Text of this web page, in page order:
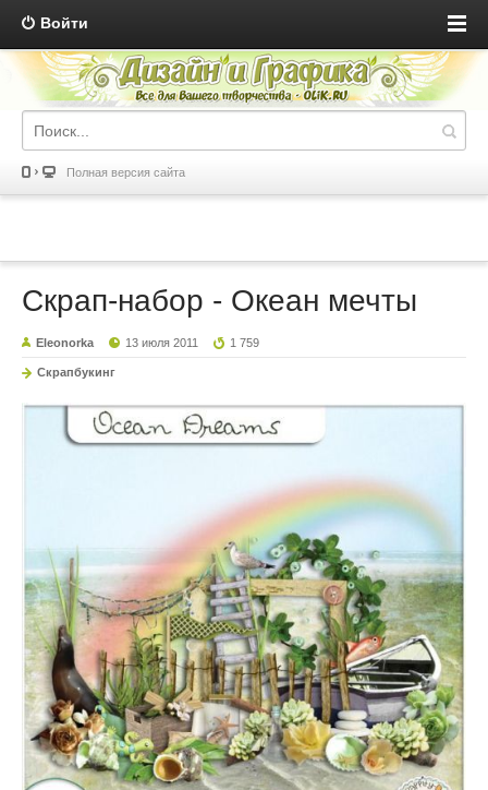
Войти
Полная версия сайта
Скрап-набор - Океан мечты
Eleonorka 13 июля 2011 1 759
Скрапбукинг